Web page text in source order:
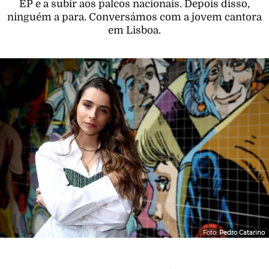
EP e a subir aos palcos nacionais. Depois disso,
ninguém a para. Conversámos com a jovem cantora
em Lisboa.
Foto:Pedro Catarino